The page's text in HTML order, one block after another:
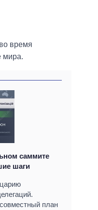
время
мира.
саммите
шаги
план